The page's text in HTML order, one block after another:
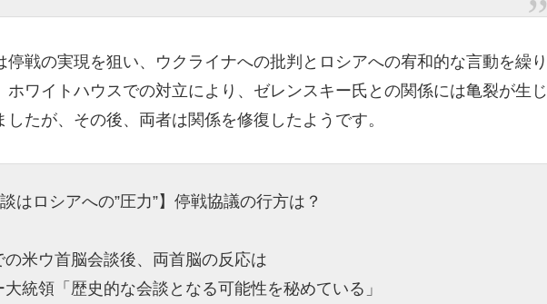
停戦の実現を狙い、ウクライナへの批判とロシアへの宥和的な言動を繰り
ホワイトハウスでの対立により、ゼレンスキー氏との関係には亀裂が生じ
したが、その後、両者は関係を修復したようです。
談はロシアへの”圧力”】停戦協議の行方は？
米ウ首脳会談後、両首脳の反応は
統領「歴史的な会談となる可能性を秘めている」